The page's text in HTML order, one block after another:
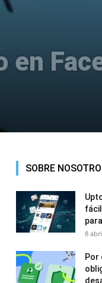
en
SOBRE
8
Por